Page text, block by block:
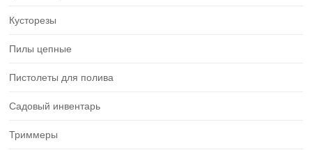
Кусторезы
Пилы цепные
Пистолеты для полива
Садовый инвентарь
Триммеры